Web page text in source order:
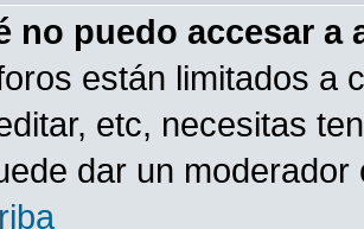
no puedo accesar a
están limitados a
etc, necesitas
dar un